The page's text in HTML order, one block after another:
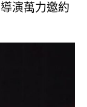
演萬力邀約